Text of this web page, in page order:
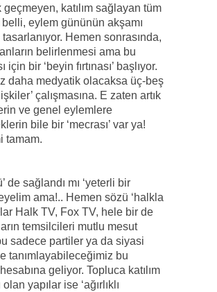
geçmeyen, katılım sağlayan tüm
belli, eylem gününün akşamı
Hemen sonrasında,
belirlenmesi ama bu
bir ‘beyin fırtınası’ başlıyor.
daha medyatik olacaksa üç-beş
çalışmasına. E zaten artık
ve genel eylemlere
bile bir ‘mecrası’ var ya!
tamam.
sağlandı mı ‘yeterli bir
ama!.. Hemen sözü ‘halkla
Halk TV, Fox TV, hele bir de
temsilcileri mutlu mesut
sadece partiler ya da siyasi
tanımlayabileceğimiz bu
geliyor. Topluca katılım
yapılar ise ‘ağırlıklı